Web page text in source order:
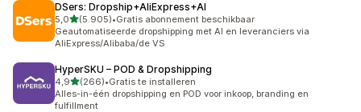
DSers: Dropship+AliExpress+AI
5,0van 5 sterren
(5.905)
5905 recensies in totaal
•Gratis abonnement beschikbaar
Geautomatiseerde dropshipping met AI en leveranciers via
AliExpress/Alibaba/de VS
HyperSKU – POD & Dropshipping
4,9van 5 sterren
(266)
266 recensies in totaal
•Gratis te installeren
Alles-in-één dropshipping en POD voor inkoop, branding en
fulfillment